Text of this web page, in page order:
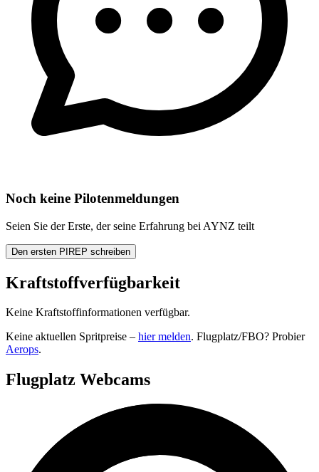
Noch keine Pilotenmeldungen
Seien Sie der Erste, der seine Erfahrung bei AYNZ teilt
Den ersten PIREP schreiben
Kraftstoffverfügbarkeit
Keine Kraftstoffinformationen verfügbar.
Keine aktuellen Spritpreise – hier melden. Flugplatz/FBO? Probier
Aerops.
Flugplatz Webcams